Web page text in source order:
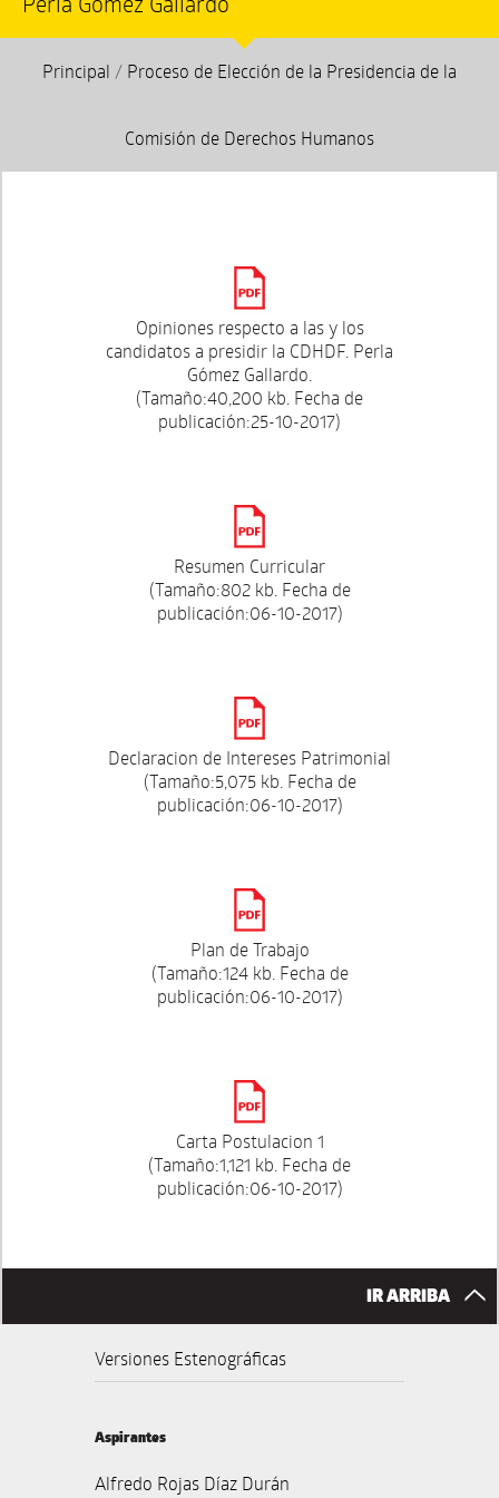
Principal / Proceso de Elección de la Presidencia de la
Comisión de Derechos Humanos
Opiniones respecto a las y los
candidatos a presidir la CDHDF. Perla
Gómez Gallardo.
(Tamaño:40,200 kb. Fecha de
publicación:25-10-2017)
Resumen Curricular
(Tamaño:802 kb. Fecha de
publicación:06-10-2017)
Declaracion de Intereses Patrimonial
(Tamaño:5,075 kb. Fecha de
publicación:06-10-2017)
Plan de Trabajo
(Tamaño:124 kb. Fecha de
publicación:06-10-2017)
Carta Postulacion 1
(Tamaño:1,121 kb. Fecha de
publicación:06-10-2017)
IR ARRIBA
Versiones Estenográficas
Aspirantes
Alfredo Rojas Díaz Durán